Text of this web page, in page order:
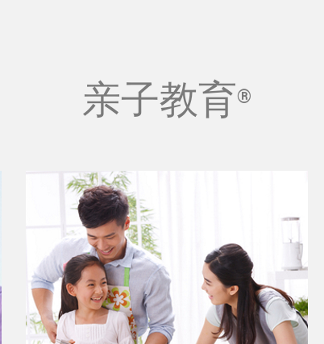
亲子教育®